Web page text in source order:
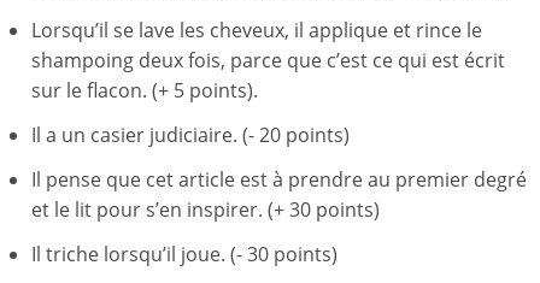
Lorsqu’il se lave les cheveux, il applique et rince le
shampoing deux fois, parce que c’est ce qui est écrit
sur le flacon. (+ 5 points).
Il a un casier judiciaire. (- 20 points)
Il pense que cet article est à prendre au premier degré
et le lit pour s’en inspirer. (+ 30 points)
Il triche lorsqu’il joue. (- 30 points)